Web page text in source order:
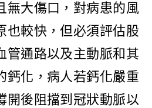
無大傷口，對病患的風
也較快，但必須評估股
管通路以及主動脈和其
鈣化，病人若鈣化嚴重
開後阻擋到冠狀動脈以